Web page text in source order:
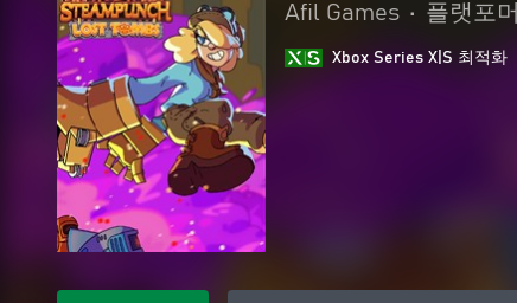
Afil Games • 플랫포머
Xbox Series X|S 최적화